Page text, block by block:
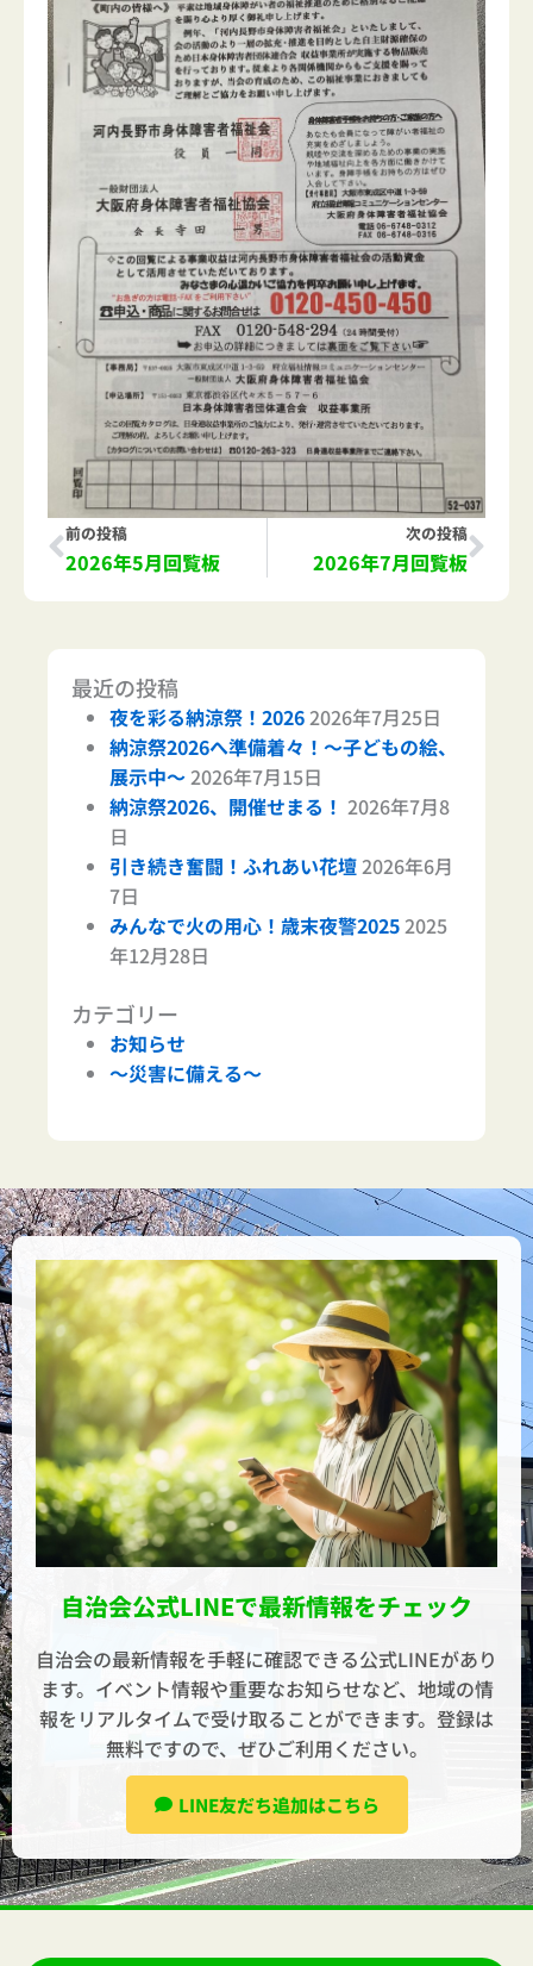
Prev
前の投稿
2026年5月回覧板
次の投稿
2026年7月回覧板
最近の投稿
夜を彩る納涼祭！2026 2026年7月25日
納涼祭2026へ準備着々！～子どもの絵、
展示中～ 2026年7月15日
納涼祭2026、開催せまる！ 2026年7月8
日
引き続き奮闘！ふれあい花壇 2026年6月
7日
みんなで火の用心！歳末夜警2025 2025
年12月28日
カテゴリー
お知らせ
～災害に備える～
自治会公式LINEで最新情報をチェック
自治会の最新情報を手軽に確認できる公式LINEがあり
ます。イベント情報や重要なお知らせなど、地域の情
報をリアルタイムで受け取ることができます。登録は
無料ですので、ぜひご利用ください。
LINE友だち追加はこちら